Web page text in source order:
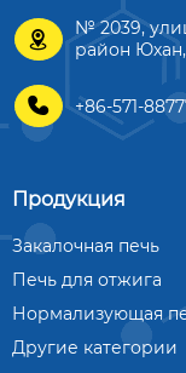

№ 2039,
район
 +86-571-
Продукция
Закалочная печь
Печь для отжига
Нормализующая
Другие категории